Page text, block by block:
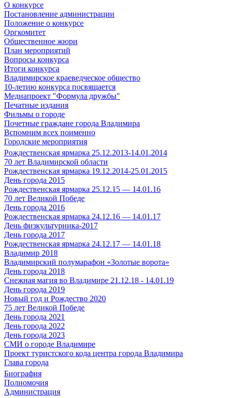
О конкурсе
Постановление администрации
Положение о конкурсе
Оргкомитет
Общественное жюри
План мероприятий
Вопросы конкурса
Итоги конкурса
Владимирское краеведческое общество
10-летию конкурса посвящается
Медиапроект "Формула дружбы"
Печатные издания
Фильмы о городе
Почетные граждане города Владимира
Вспомним всех поименно
Городские мероприятия
Рождественская ярмарка 25.12.2013-14.01.2014
70 лет Владимирской области
Рождественская ярмарка 19.12.2014-25.01.2015
День города 2015
Рождественская ярмарка 25.12.15 — 14.01.16
70 лет Великой Победе
День города 2016
Рождественская ярмарка 24.12.16 — 14.01.17
День физкультурника-2017
День города 2017
Рождественская ярмарка 24.12.17 — 14.01.18
Владимир 2018
Владимирский полумарафон «Золотые ворота»
День города 2018
Снежная магия во Владимире 21.12.18 - 14.01.19
День города 2019
Новый год и Рождество 2020
75 лет Великой Победе
День города 2021
День города 2022
День города 2023
СМИ о городе Владимире
Проект туристского кода центра города Владимира
Глава города
Биография
Полномочия
Администрация